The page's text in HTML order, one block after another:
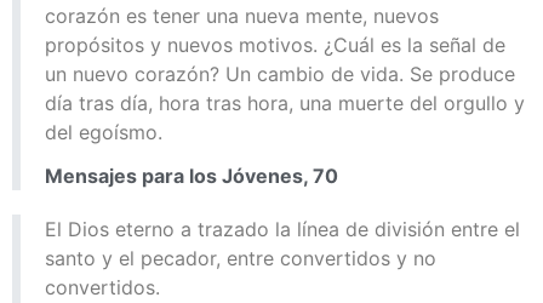
corazón es tener una nueva mente, nuevos
propósitos y nuevos motivos. ¿Cuál es la señal de
un nuevo corazón? Un cambio de vida. Se produce
día tras día, hora tras hora, una muerte del orgullo y
del egoísmo.
Mensajes para los Jóvenes, 70
El Dios eterno a trazado la línea de división entre el
santo y el pecador, entre convertidos y no
convertidos.